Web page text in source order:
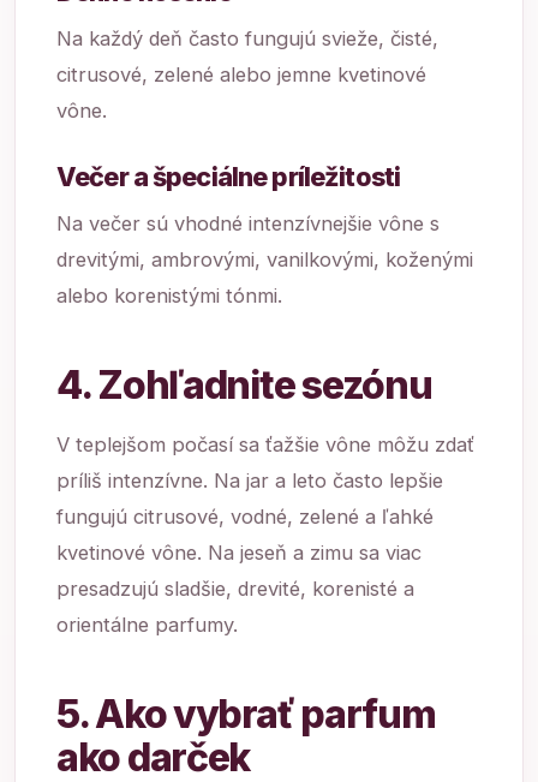
Na každý deň často fungujú svieže, čisté,
citrusové, zelené alebo jemne kvetinové
vône.
Večer a špeciálne príležitosti
Na večer sú vhodné intenzívnejšie vône s
drevitými, ambrovými, vanilkovými, koženými
alebo korenistými tónmi.
4. Zohľadnite sezónu
V teplejšom počasí sa ťažšie vône môžu zdať
príliš intenzívne. Na jar a leto často lepšie
fungujú citrusové, vodné, zelené a ľahké
kvetinové vône. Na jeseň a zimu sa viac
presadzujú sladšie, drevité, korenisté a
orientálne parfumy.
5. Ako vybrať parfum
ako darček